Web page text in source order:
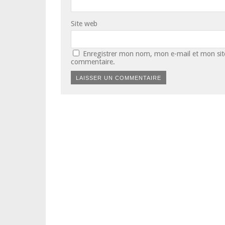
Site web
Enregistrer mon nom, mon e-mail et mon
commentaire.